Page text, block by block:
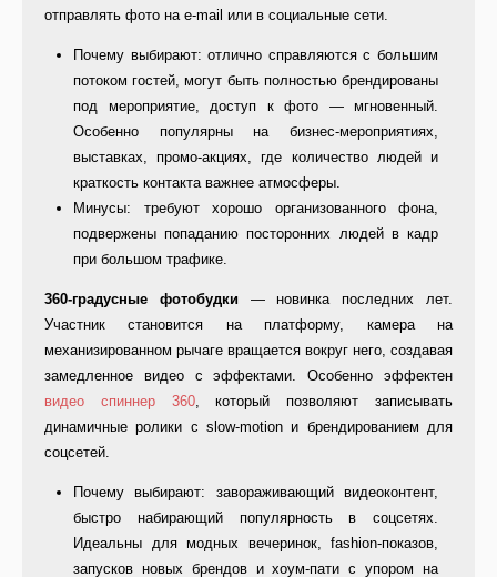
отправлять фото на e-mail или в социальные сети.
Почему выбирают: отлично справляются с большим
потоком гостей, могут быть полностью брендированы
под мероприятие, доступ к фото — мгновенный.
Особенно популярны на бизнес-мероприятиях,
выставках, промо-акциях, где количество людей и
краткость контакта важнее атмосферы.
Минусы: требуют хорошо организованного фона,
подвержены попаданию посторонних людей в кадр
при большом трафике.
360-градусные фотобудки — новинка последних лет.
Участник становится на платформу, камера на
механизированном рычаге вращается вокруг него, создавая
замедленное видео с эффектами. Особенно эффектен
видео спиннер 360, который позволяют записывать
динамичные ролики с slow-motion и брендированием для
соцсетей.
Почему выбирают: завораживающий видеоконтент,
быстро набирающий популярность в соцсетях.
Идеальны для модных вечеринок, fashion-показов,
запусков новых брендов и хоум-пати с упором на